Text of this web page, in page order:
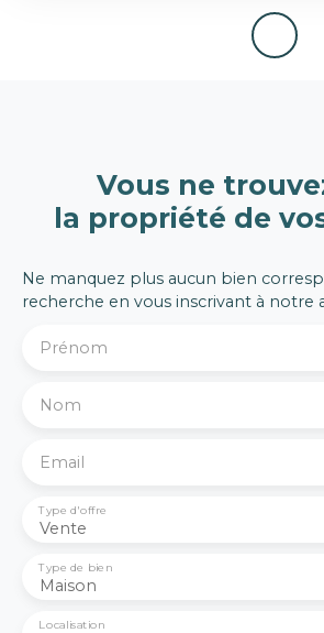
Vous ne
la propriété de
Ne manquez plus aucun bien
recherche en vous inscrivant à notre
Prénom
Nom
Email
Vente
Type d'offre
Maison
Type de bien
Localisation